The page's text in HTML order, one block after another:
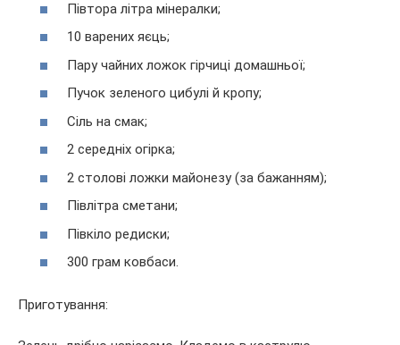
Півтора літра мінералки;
10 варених яєць;
Пару чайних ложок гірчиці домашньої;
Пучок зеленого цибулі й кропу;
Сіль на смак;
2 середніх огірка;
2 столові ложки майонезу (за бажанням);
Півлітра сметани;
Півкіло редиски;
300 грам ковбаси.
Приготування: